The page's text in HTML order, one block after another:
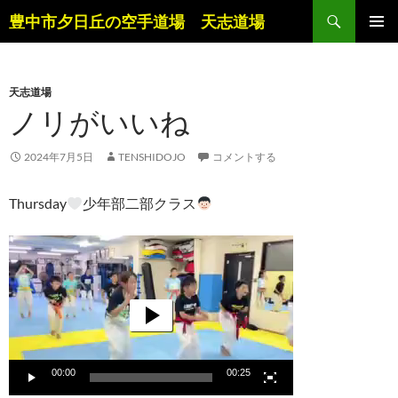
ン
ツ
ス
キ
プ
豊中市夕日丘の空手道場 天志道場
検
索
天志道場
ノリがいいね
2024年7月5日 TENSHIDOJO コメントする
Thursday 少年部二部クラス
動
画
プ
レ
ヤ
00:00 00:25